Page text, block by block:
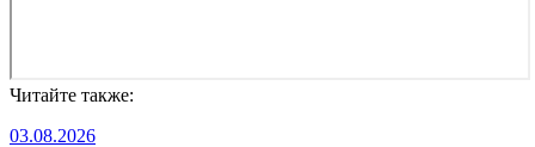
Читайте также:
03.08.2026